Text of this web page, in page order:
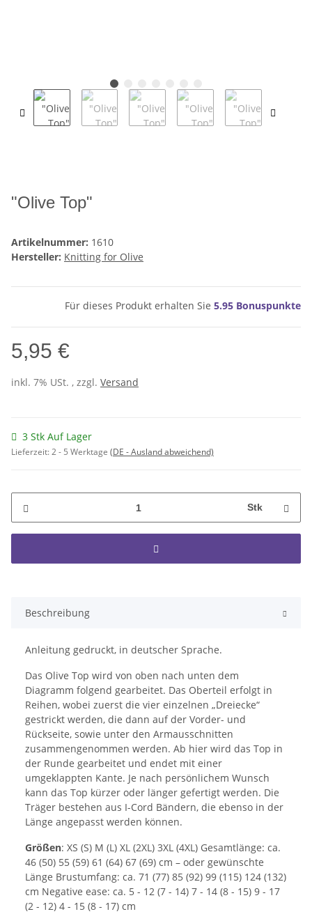
"Olive Top"
Artikelnummer: 1610
Hersteller: Knitting for Olive
Für dieses Produkt erhalten Sie 5.95 Bonuspunkte
5,95 €
inkl. 7% USt. , zzgl. Versand
3 Stk Auf Lager
Lieferzeit:2 - 5 Werktage (DE - Ausland abweichend)
Stk
Beschreibung
Anleitung gedruckt, in deutscher Sprache.
Das Olive Top wird von oben nach unten dem
Diagramm folgend gearbeitet. Das Oberteil erfolgt in
Reihen, wobei zuerst die vier einzelnen „Dreiecke“
gestrickt werden, die dann auf der Vorder- und
Rückseite, sowie unter den Armausschnitten
zusammengenommen werden. Ab hier wird das Top in
der Runde gearbeitet und endet mit einer
umgeklappten Kante. Je nach persönlichem Wunsch
kann das Top kürzer oder länger gefertigt werden. Die
Träger bestehen aus I-Cord Bändern, die ebenso in der
Länge angepasst werden können.
Größen: XS (S) M (L) XL (2XL) 3XL (4XL) Gesamtlänge: ca.
46 (50) 55 (59) 61 (64) 67 (69) cm – oder gewünschte
Länge Brustumfang: ca. 71 (77) 85 (92) 99 (115) 124 (132)
cm Negative ease: ca. 5 - 12 (7 - 14) 7 - 14 (8 - 15) 9 - 17
(2 - 12) 4 - 15 (8 - 17) cm